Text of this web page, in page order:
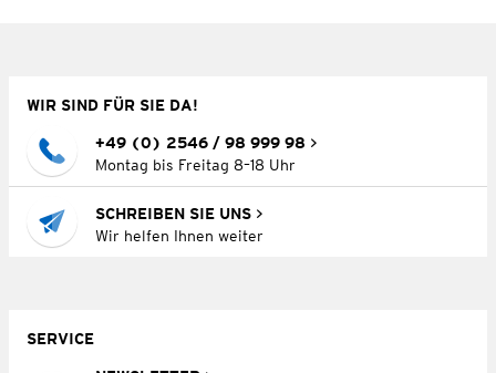
WIR SIND FÜR SIE DA!
+49 (0) 2546 / 98 999 98
Montag bis Freitag 8–18 Uhr
SCHREIBEN SIE UNS
Wir helfen Ihnen weiter
SERVICE